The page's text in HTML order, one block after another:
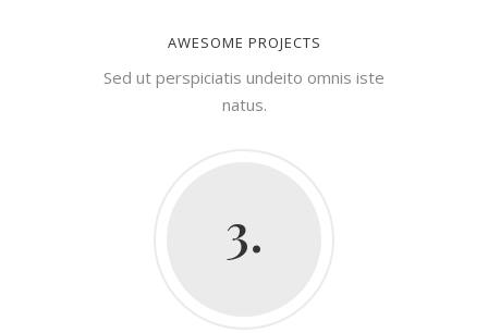
AWESOME PROJECTS
Sed ut perspiciatis undeito omnis iste
natus.
3.